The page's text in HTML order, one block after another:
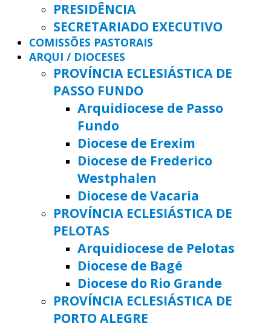
PRESIDÊNCIA
SECRETARIADO EXECUTIVO
COMISSÕES PASTORAIS
ARQUI / DIOCESES
PROVÍNCIA ECLESIÁSTICA DE
PASSO FUNDO
Arquidiocese de Passo
Fundo
Diocese de Erexim
Diocese de Frederico
Westphalen
Diocese de Vacaria
PROVÍNCIA ECLESIÁSTICA DE
PELOTAS
Arquidiocese de Pelotas
Diocese de Bagé
Diocese do Rio Grande
PROVÍNCIA ECLESIÁSTICA DE
PORTO ALEGRE